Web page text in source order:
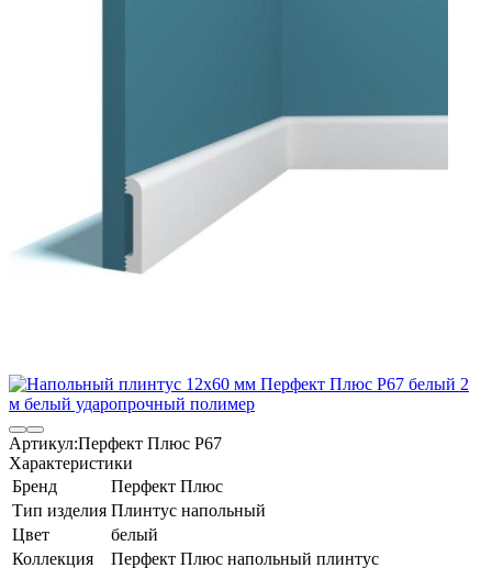
Артикул:Перфект Плюс P67
Характеристики
Бренд
Перфект Плюс
Тип изделия Плинтус напольный
Цвет
белый
Коллекция
Перфект Плюс напольный плинтус